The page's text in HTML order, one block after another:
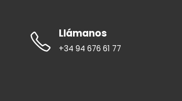
Llámanos
+34 94 676 61 77